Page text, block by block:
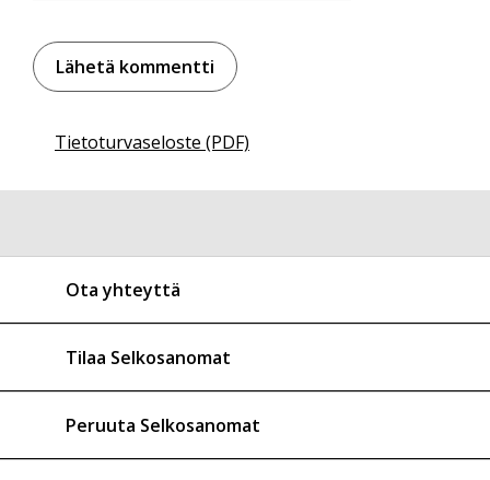
Tietoturvaseloste (PDF)
Ota yhteyttä
Tilaa Selkosanomat
Peruuta Selkosanomat